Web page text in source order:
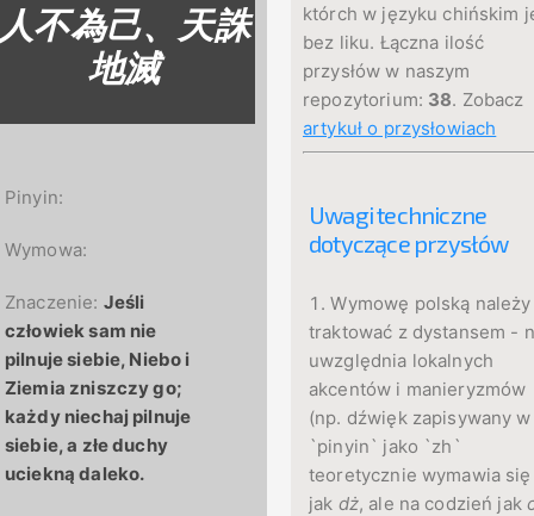
不為己、天誅
地滅
Pinyin:
Wymowa:
Znaczenie: Jeśli
człowiek sam nie
pilnuje siebie, Niebo i
Ziemia zniszczy go;
każdy niechaj pilnuje
siebie, a złe duchy
uciekną daleko.
którch w języku chińskim
bez liku. Łączna ilość
przysłów w naszym
repozytorium: 38. Zobacz
artykuł o przysłowiach
Uwagi techniczne
dotyczące przysłów
Wymowę polską należy
traktować z dystansem -
uwzględnia lokalnych
akcentów i manieryzmów
(np. dźwięk zapisywany w
`pinyin` jako `zh`
teoretycznie wymawia się
jak dż, ale na codzień jak